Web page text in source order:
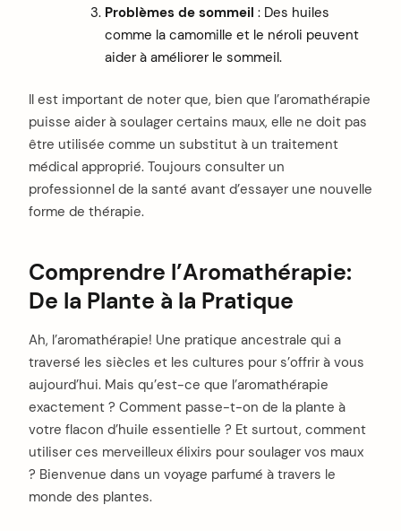
Problèmes de sommeil : Des huiles
comme la camomille et le néroli peuvent
aider à améliorer le sommeil.
Il est important de noter que, bien que l’aromathérapie
puisse aider à soulager certains maux, elle ne doit pas
être utilisée comme un substitut à un traitement
médical approprié. Toujours consulter un
professionnel de la santé avant d’essayer une nouvelle
forme de thérapie.
Comprendre l’Aromathérapie:
De la Plante à la Pratique
Ah, l’aromathérapie! Une pratique ancestrale qui a
traversé les siècles et les cultures pour s’offrir à vous
aujourd’hui. Mais qu’est-ce que l’aromathérapie
exactement ? Comment passe-t-on de la plante à
votre flacon d’huile essentielle ? Et surtout, comment
utiliser ces merveilleux élixirs pour soulager vos maux
? Bienvenue dans un voyage parfumé à travers le
monde des plantes.